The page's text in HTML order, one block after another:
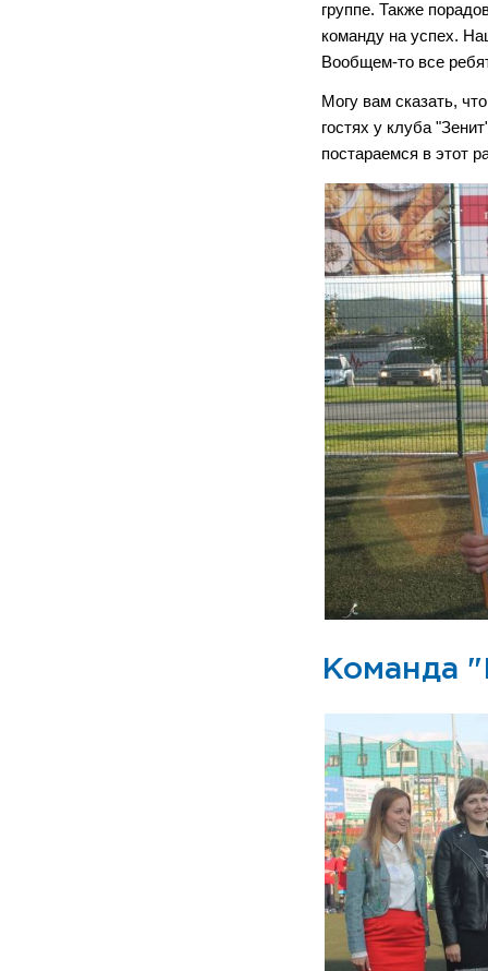
группе. Также
команду на успех.
Вообщем-то все
Могу вам сказать,
гостях у клуба
постараемся в этот
Команда